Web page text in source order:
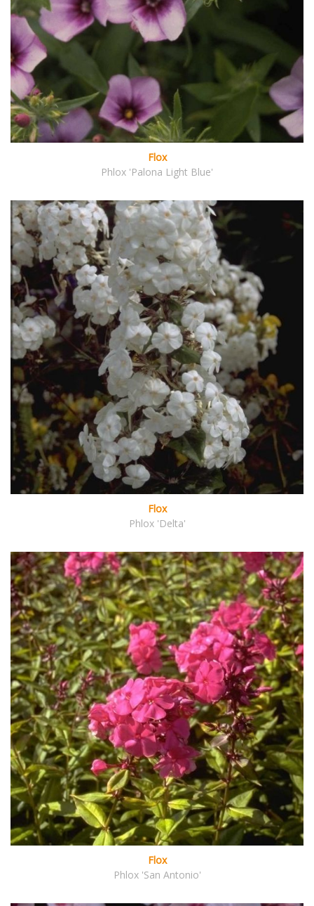
Flox
Phlox 'Palona Light Blue'
Flox
Phlox 'Delta'
Flox
Phlox 'San Antonio'